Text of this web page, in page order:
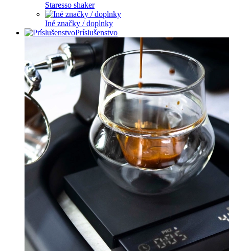
Staresso shaker
Iné značky / doplnky
Príslušenstvo